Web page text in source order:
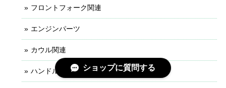
フロントフォーク関連
エンジンパーツ
カウル関連
ハンドル・レバー関連ショップに質問する